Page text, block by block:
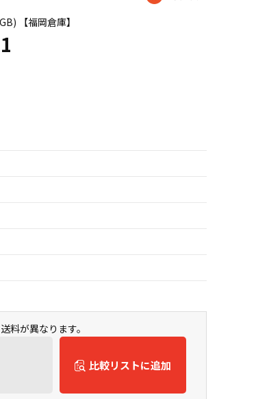
【福岡倉庫】
が異なります。
比較リストに追加